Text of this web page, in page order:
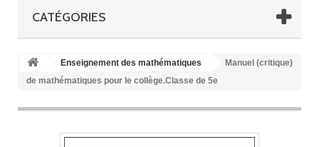
CATÉGORIES
Enseignement des mathématiques
Manuel (critique)
de mathématiques pour le collège.Classe de 5e